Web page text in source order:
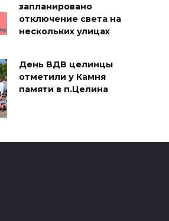
запланировано
отключение света на
нескольких улицах
День ВДВ целинцы
отметили у Камня
памяти в п.Целина